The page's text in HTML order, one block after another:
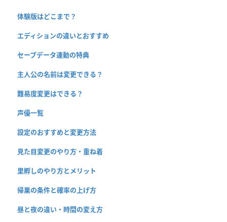
体験版はどこまで？
エディションの違いとおすすめ
セーブデータ連動の特典
主人公の名前は変更できる？
難易度変更はできる？
声優一覧
設定のおすすめと変更方法
見た目変更のやり方・重ね着
里孵しのやり方とメリット
帰巣の条件と確率の上げ方
昼と夜の違い・時間の変え方